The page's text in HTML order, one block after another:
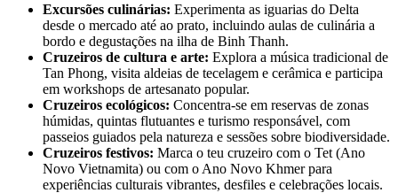
Excursões culinárias: Experimenta as iguarias do Delta
desde o mercado até ao prato, incluindo aulas de culinária a
bordo e degustações na ilha de Binh Thanh.
Cruzeiros de cultura e arte: Explora a música tradicional de
Tan Phong, visita aldeias de tecelagem e cerâmica e participa
em workshops de artesanato popular.
Cruzeiros ecológicos: Concentra-se em reservas de zonas
húmidas, quintas flutuantes e turismo responsável, com
passeios guiados pela natureza e sessões sobre biodiversidade.
Cruzeiros festivos: Marca o teu cruzeiro com o Tet (Ano
Novo Vietnamita) ou com o Ano Novo Khmer para
experiências culturais vibrantes, desfiles e celebrações locais.